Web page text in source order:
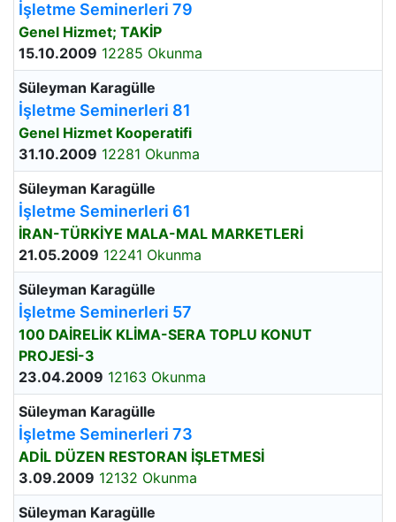
İşletme Seminerleri 79
Genel Hizmet; TAKİP
15.10.2009 12285 Okunma
Süleyman Karagülle
İşletme Seminerleri 81
Genel Hizmet Kooperatifi
31.10.2009 12281 Okunma
Süleyman Karagülle
İşletme Seminerleri 61
İRAN-TÜRKİYE MALA-MAL MARKETLERİ
21.05.2009 12241 Okunma
Süleyman Karagülle
İşletme Seminerleri 57
100 DAİRELİK KLİMA-SERA TOPLU KONUT
PROJESİ-3
23.04.2009 12163 Okunma
Süleyman Karagülle
İşletme Seminerleri 73
ADİL DÜZEN RESTORAN İŞLETMESİ
3.09.2009 12132 Okunma
Süleyman Karagülle